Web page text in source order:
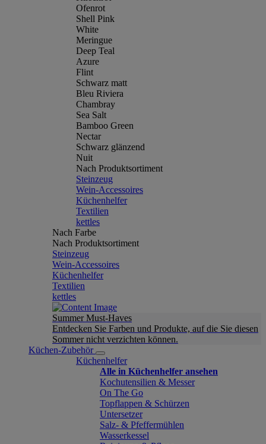
Ofenrot
Shell Pink
White
Meringue
Deep Teal
Azure
Flint
Schwarz matt
Bleu Riviera
Chambray
Sea Salt
Bamboo Green
Nectar
Schwarz glänzend
Nuit
Nach Produktsortiment
Steinzeug
Wein-Accessoires
Küchenhelfer
Textilien
kettles
Nach Farbe
Nach Produktsortiment
Steinzeug
Wein-Accessoires
Küchenhelfer
Textilien
kettles
Summer Must-Haves
Entdecken Sie Farben und Produkte, auf die Sie diesen
Sommer nicht verzichten können.
Küchen-Zubehör
Küchenhelfer
Alle in Küchenhelfer ansehen
Kochutensilien & Messer
On The Go
Topflappen & Schürzen
Untersetzer
Salz- & Pfeffermühlen
Wasserkessel